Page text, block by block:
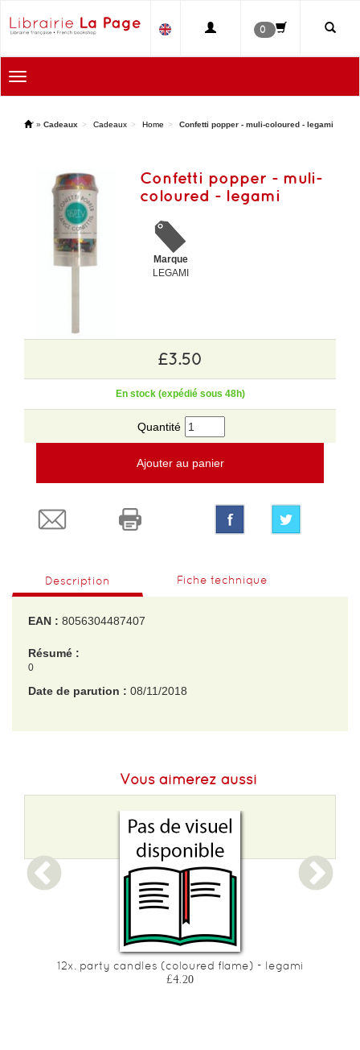
0
Toggle
navigation
' » Cadeaux Cadeaux Home Confetti popper - muli-coloured - legami
Confetti popper - muli-
coloured - legami
Marque
LEGAMI
£3.50
En stock (expédié sous 48h)
Quantité
Ajouter au panier
Description Fiche technique
EAN : 8056304487407
Résumé :
0
Date de parution : 08/11/2018
Vous aimerez aussi
12x. party candles (coloured flame) - legami
£4.20